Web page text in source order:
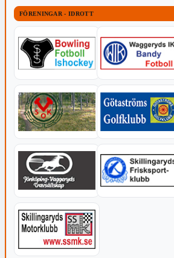
FÖRENINGAR - IDROTT